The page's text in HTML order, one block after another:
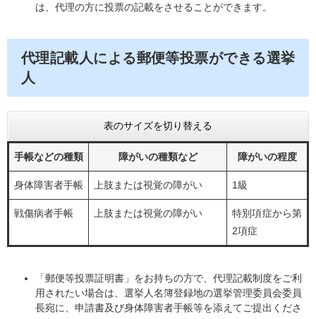
は、代理の方に投票の記載をさせることができます。
代理記載人による郵便等投票ができる選挙
人
表のサイズを切り替える
手帳などの種類 障がいの種類など 障がいの程度
身体障害者手帳 上肢または視覚の障がい 1級
戦傷病者手帳 上肢または視覚の障がい
特別項症から第
2項症
「郵便等投票証明書」をお持ちの方で、代理記載制度をご利
用されたい場合は、選挙人名簿登録地の選挙管理委員会委員
長宛に、申請書及び身体障害者手帳等を添えてご提出くださ